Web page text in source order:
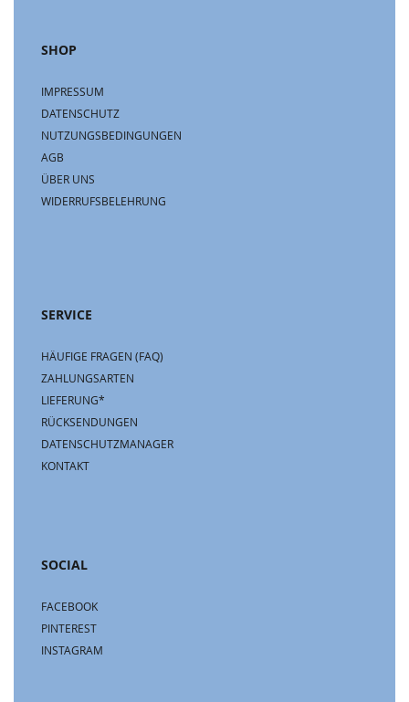
SHOP
IMPRESSUM
DATENSCHUTZ
NUTZUNGSBEDINGUNGEN
AGB
ÜBER UNS
WIDERRUFSBELEHRUNG
SERVICE
HÄUFIGE FRAGEN (FAQ)
ZAHLUNGSARTEN
LIEFERUNG*
RÜCKSENDUNGEN
DATENSCHUTZMANAGER
KONTAKT
SOCIAL
FACEBOOK
PINTEREST
INSTAGRAM